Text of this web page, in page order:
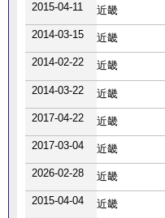
2015-04-11
近畿
2014-03-15
近畿
2014-02-22
近畿
2014-03-22 近畿
2017-04-22
近畿
2017-03-04
近畿
2026-02-28
近畿
2015-04-04
近畿